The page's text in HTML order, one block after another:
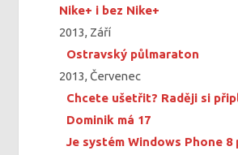
Nike+ i bez Nike+
2013, Září
Ostravský půlmaraton
2013, Červenec
Chcete ušetřit? Raději si
Dominik má 17
Je systém Windows Phone